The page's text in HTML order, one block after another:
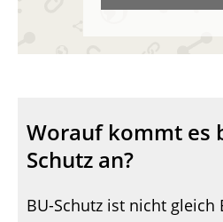
Worauf kommt es
Schutz an?
BU-Schutz ist nicht gleich